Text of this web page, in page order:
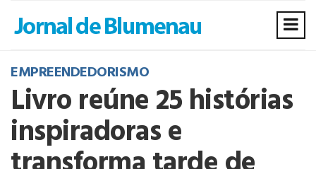
EMPREENDEDORISMO
Livro reúne 25 histórias
inspiradoras e